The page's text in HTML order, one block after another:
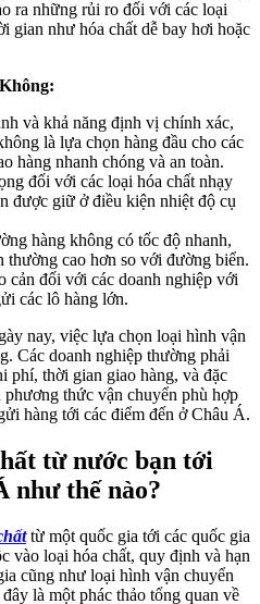
ra những rủi ro đối với các loại
gian như hóa chất dễ bay hơi hoặc
và khả năng định vị chính xác,
là lựa chọn hàng đầu cho các
hàng nhanh chóng và an toàn.
đối với các loại hóa chất nhạy
được giữ ở điều kiện nhiệt độ cụ
hàng không có tốc độ nhanh,
thường cao hơn so với đường biển.
cản đối với các doanh nghiệp với
các lô hàng lớn.
nay, việc lựa chọn loại hình vận
Các doanh nghiệp thường phải
phí, thời gian giao hàng, và đặc
thức vận chuyển phù hợp
hàng tới các điểm đến ở Châu Á.
từ nước bạn tới
như thế nào?
từ một quốc gia tới các quốc gia
vào loại hóa chất, quy định và hạn
cũng như loại hình vận chuyển
là một phác thảo tổng quan về